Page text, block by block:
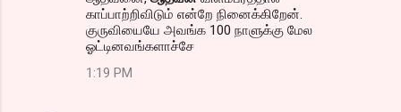
காப்பாற்றிவிடும் என்றே நினைக்கிறேன்.
குருவியையே அவங்க 100 நாளுக்கு மேல
ஓட்டினவங்களாச்சே
1:19 PM